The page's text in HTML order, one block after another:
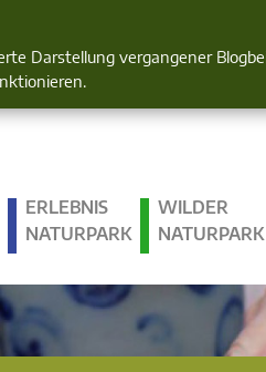
Darstellung vergangener
Mensch und
ERLEBNIS
NATURPARK
WILDER
NATURPARK